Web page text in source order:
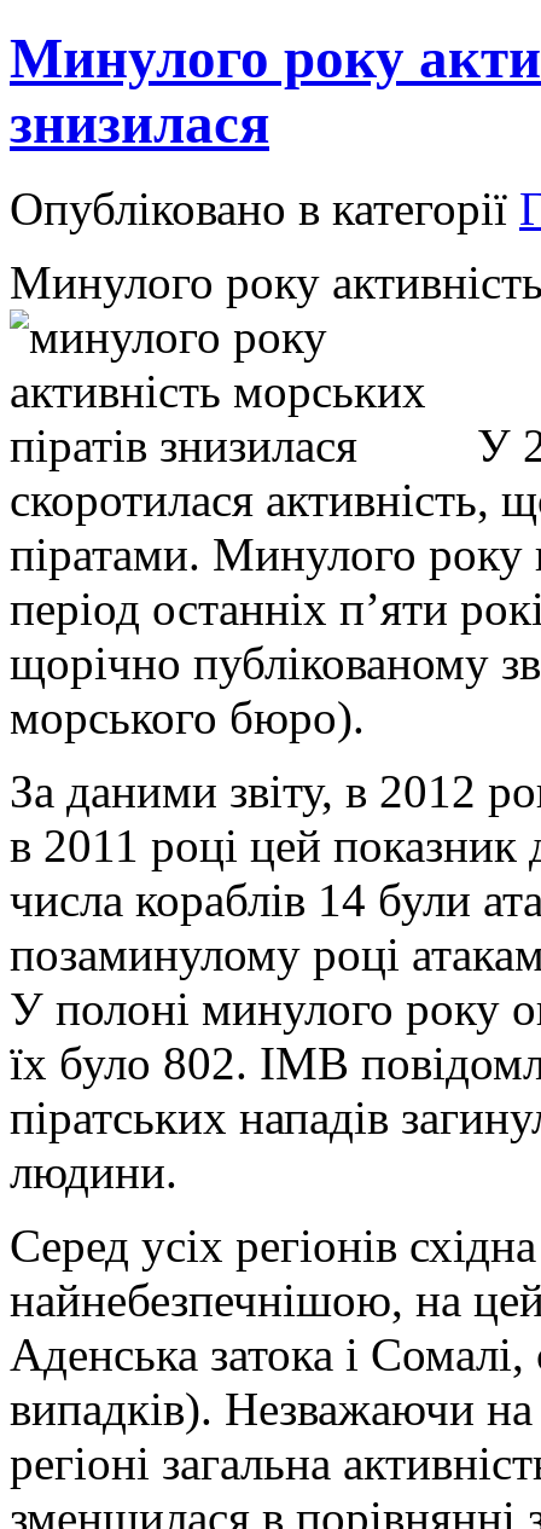
Минулого року
знизилася
Опубліковано в категорії
Минулого року
У
скоротилася активність,
піратами. Минулого року
період останніх п’яти
щорічно публікованому
морського бюро).
За даними звіту, в 2012
в 2011 році цей показник
числа кораблів 14 були
позаминулому році
У полоні минулого року
їх було 802. IMB
піратських нападів
людини.
Серед усіх регіонів
найнебезпечнішою, на
Аденська затока і
випадків). Незважаючи
регіоні загальна
зменшилася в